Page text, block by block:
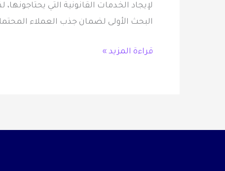
لإيجاد الخدمات القانونية التي
البحث الأولى لضمان جذب العملاء
قراءة المزيد »